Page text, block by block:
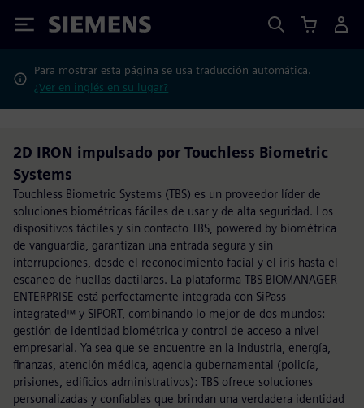
Siemens
Para mostrar esta página se usa traducción automática.
¿Ver en inglés en su lugar?
2D IRON impulsado por Touchless Biometric
Systems
Touchless Biometric Systems (TBS) es un proveedor líder de
soluciones biométricas fáciles de usar y de alta seguridad. Los
dispositivos táctiles y sin contacto TBS, powered by biométrica
de vanguardia, garantizan una entrada segura y sin
interrupciones, desde el reconocimiento facial y el iris hasta el
escaneo de huellas dactilares. La plataforma TBS BIOMANAGER
ENTERPRISE está perfectamente integrada con SiPass
integrated™ y SIPORT, combinando lo mejor de dos mundos:
gestión de identidad biométrica y control de acceso a nivel
empresarial. Ya sea que se encuentre en la industria, energía,
finanzas, atención médica, agencia gubernamental (policía,
prisiones, edificios administrativos): TBS ofrece soluciones
personalizadas y confiables que brindan una verdadera identidad